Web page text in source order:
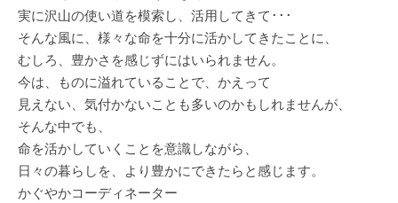
実に沢山の使い道を模索し、活用してきて･･･
そんな風に、様々な命を十分に活かしてきたことに、
むしろ、豊かさを感じずにはいられません。
今は、ものに溢れていることで、かえって
見えない、気付かないことも多いのかもしれませんが、
そんな中でも、
命を活かしていくことを意識しながら、
日々の暮らしを、より豊かにできたらと感じます。
かぐやかコーディネーター